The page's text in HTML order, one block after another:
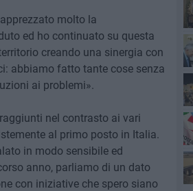
molto la
ed ho continuato su questa
creando una sinergia con
abbiamo fatto tante cose senza
ai problemi».
nel contrasto ai vari
al primo posto in Italia.
in modo sensibile ed
anno, parliamo di un dato
con iniziative che spero siano